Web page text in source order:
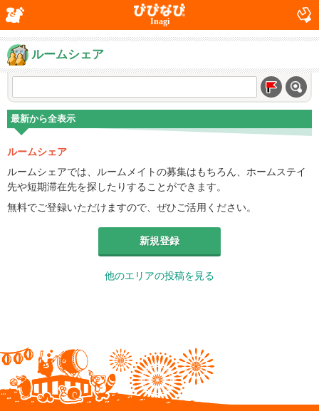
Inagi
ルームシェア
最新から全表示
ルームシェア
ルームシェアでは、ルームメイトの募集はもちろん、ホームステイ
先や短期滞在先を探したりすることができます。
無料でご登録いただけますので、ぜひご活用ください。
新規登録
他のエリアの投稿を見る